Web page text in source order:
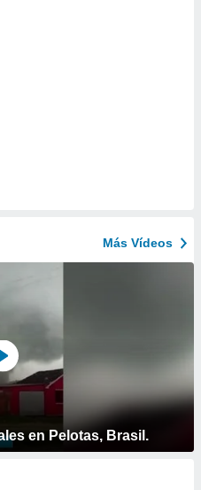
Más Vídeos
en Pelotas, Brasil.